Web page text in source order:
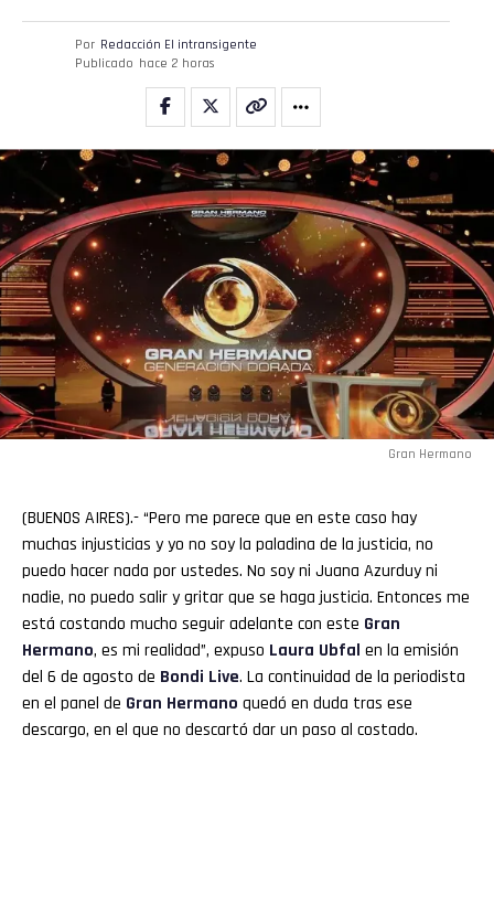
Por Redacción El intransigente
Publicado hace 2 horas
Gran Hermano
(BUENOS AIRES).- “Pero me parece que en este caso hay
muchas injusticias y yo no soy la paladina de la justicia, no
puedo hacer nada por ustedes. No soy ni Juana Azurduy ni
nadie, no puedo salir y gritar que se haga justicia. Entonces me
está costando mucho seguir adelante con este Gran
Hermano, es mi realidad”, expuso Laura Ubfal en la emisión
del 6 de agosto de Bondi Live. La continuidad de la periodista
en el panel de Gran Hermano quedó en duda tras ese
descargo, en el que no descartó dar un paso al costado.